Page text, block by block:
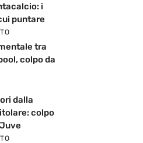
i
puntare
tra
colpo da
dalla
colpo